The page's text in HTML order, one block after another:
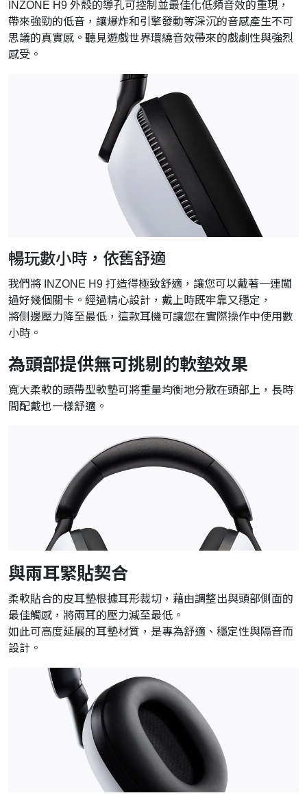
INZONE H9 外殼的導孔可控制並最佳化低頻音效的重現，
帶來強勁的低音，讓爆炸和引擎發動等深沉的音感產生不可
思議的真實感。聽見遊戲世界環繞音效帶來的戲劇性與強烈
感受。
暢玩數小時，依舊舒適
我們將 INZONE H9 打造得極致舒適，讓您可以戴著一連闖
過好幾個關卡。經過精心設計，戴上時既牢靠又穩定，
將側邊壓力降至最低，這款耳機可讓您在實際操作中使用數
小時。
為頭部提供無可挑剔的軟墊效果
寬大柔軟的頭帶型軟墊可將重量均衡地分散在頭部上，長時
間配戴也一樣舒適。
與兩耳緊貼契合
柔軟貼合的皮耳墊根據耳形裁切，藉由調整出與頭部側面的
最佳觸感，將兩耳的壓力減至最低。
如此可高度延展的耳墊材質，是專為舒適、穩定性與隔音而
設計。